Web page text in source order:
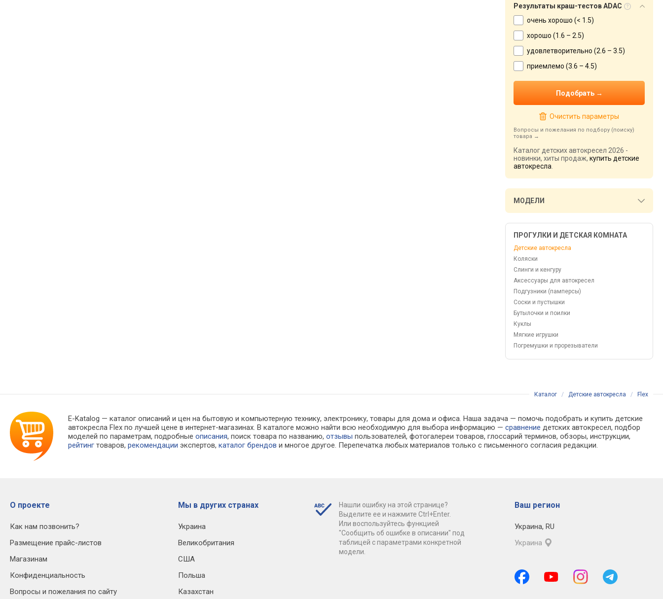
Результаты краш-тестов ADAC
очень хорошо (< 1.5)
хорошо (1.6 – 2.5)
удовлетворительно (2.6 – 3.5)
приемлемо (3.6 – 4.5)
Очистить параметры
Вопросы и пожелания по подбору (поиску)
товара
Каталог детских автокресел 2026 -
новинки, хиты продаж, купить детские
автокресла
МОДЕЛИ
ПРОГУЛКИ И ДЕТСКАЯ КОМНАТА
Детские автокресла
Коляски
Слинги и кенгуру
Аксессуары для автокресел
Подгузники (памперсы)
Соски и пустышки
Бутылочки и поилки
Куклы
Мягкие игрушки
Погремушки и прорезыватели
Каталог / Детские автокресла / Flex
E-Katalog — каталог описаний и цен на бытовую и компьютерную технику, электронику, товары для дома и офиса. Наша задача — помочь подобрать и купить детские
автокресла Flex по лучшей цене в интернет-магазинах. В каталоге можно найти всю необходимую для выбора информацию —сравнение детских автокресел, подбор
моделей по параметрам, подробныеописания, поиск товара по названию,отзывы пользователей, фотогалереи товаров, глоссарий терминов, обзоры, инструкции,
рейтинг товаров,рекомендации экспертов,каталог брендов и многое другое. Перепечатка любых материалов только с письменного согласия редакции.
О проекте
Как нам позвонить?
Размещение прайс-листов
Магазинам
Конфиденциальность
Вопросы и пожелания по сайту
Мы в других странах
Украина
Великобритания
США
Польша
Казахстан
Нашли ошибку на этой странице?
Выделите ее и нажмите Ctrl+Enter.
Или воспользуйтесь функцией
"Сообщить об ошибке в описании" под
таблицей с параметрами конкретной
модели.
Ваш регион
Украина, RU
Украина